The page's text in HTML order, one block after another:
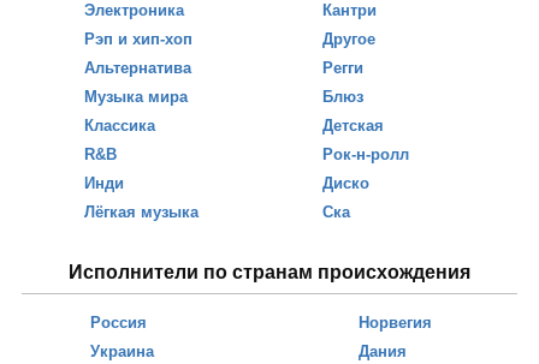
Электроника
Рэп и хип-хоп
Альтернатива
Музыка мира
Классика
R&B
Инди
Лёгкая музыка
Кантри
Другое
Регги
Блюз
Детская
Рок-н-ролл
Диско
Ска
Исполнители по странам происхождения
Россия
Украина
Норвегия
Дания